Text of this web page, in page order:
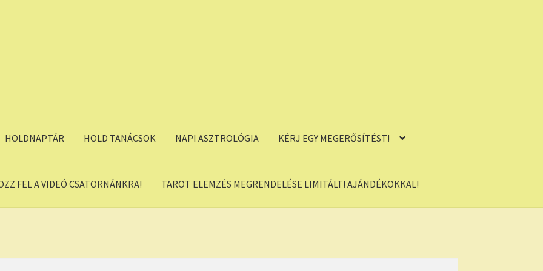
HOLDNAPTÁR HOLD TANÁCSOK NAPI ASZTROLÓGIA KÉRJ EGY MEGERŐSÍTÉST!
FEL A VIDEÓ CSATORNÁNKRA! TAROT ELEMZÉS MEGRENDELÉSE LIMITÁLT! AJÁNDÉKOKKAL!